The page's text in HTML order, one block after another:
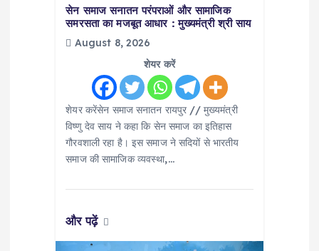
सेन समाज सनातन परंपराओं और सामाजिक
समरसता का मजबूत आधार : मुख्यमंत्री श्री साय
August 8, 2026
शेयर करें
शेयर करेंसेन समाज सनातन रायपुर // मुख्यमंत्री
विष्णु देव साय ने कहा कि सेन समाज का इतिहास
गौरवशाली रहा है। इस समाज ने सदियों से भारतीय
समाज की सामाजिक व्यवस्था,…
और पढ़ें